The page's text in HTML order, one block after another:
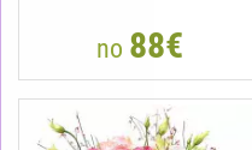
no 88€